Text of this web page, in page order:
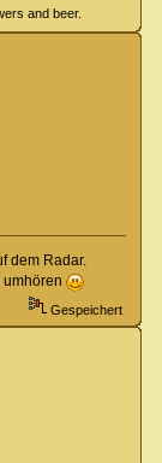
and beer.
dem Radar.
umhören
Gespeichert